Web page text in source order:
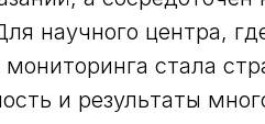
научного центра,
стала
и результатыО